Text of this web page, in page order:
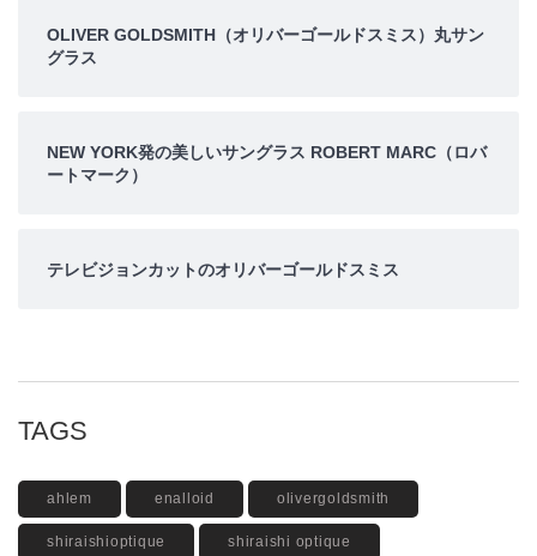
OLIVER GOLDSMITH（オリバーゴールドスミス）丸サン
グラス
NEW YORK発の美しいサングラス ROBERT MARC（ロバ
ートマーク）
テレビジョンカットのオリバーゴールドスミス
TAGS
ahlem enalloid olivergoldsmith
shiraishioptique shiraishi optique